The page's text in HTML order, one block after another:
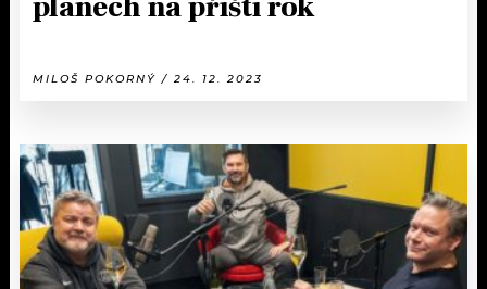
MILOŠ POKORNÝ / 24. 12. 2023